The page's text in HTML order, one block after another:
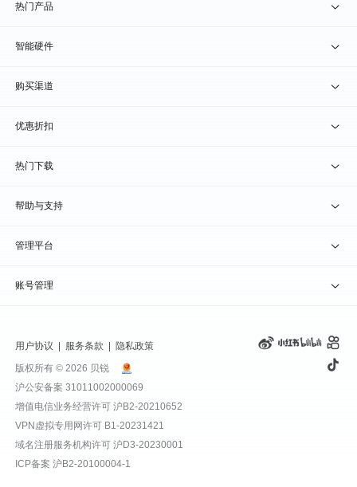
热门产品
贝锐向日葵 · 远程控制
贝锐蒲公英 · 异地组网
贝锐花生壳 · 动态域名
贝锐洋葱头 · 协作无间
智能硬件
贝锐向日葵硬件
贝锐蒲公英硬件
贝锐花生壳硬件
购买渠道
天猫旗舰店
京东旗舰店
优惠折扣
兑换码通道
教育公益折扣
热门下载
贝锐向日葵客户端
贝锐蒲公英客户端
贝锐花生壳客户端
帮助与支持
我要建议
我要投诉
钻石VIP
远程协助
报告漏洞
管理平台
贝锐向日葵管理
贝锐花生壳管理
贝锐洋葱头管理
域名管理
账号管理
账号信息
产品续费
我的订单
用户协议 服务条款
隐私政策
版权所有 © 2026 贝锐
沪公安备案 31011002000069
增值电信业务经营许可沪B2-20210652
VPN虚拟专用网许可 B1-20231421
域名注册服务机构许可 沪D3-20230001
ICP备案沪B2-20100004-1